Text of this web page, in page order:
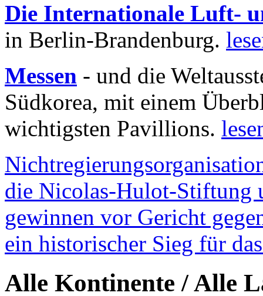
Die Internationale Luft-
in Berlin-Brandenburg.
Messen - und die
Südkorea, mit einem
wichtigsten Pavillions.
die Nicolas-Hulot-Stiftung
gewinnen vor Gericht
ein historischer Sieg für
Alle Kontinente / Alle